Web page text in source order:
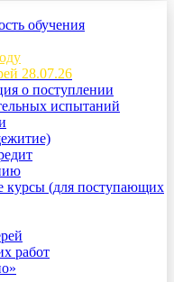
обучения
28.07.26
о поступлении
испытаний
курсы (для поступающих
работ